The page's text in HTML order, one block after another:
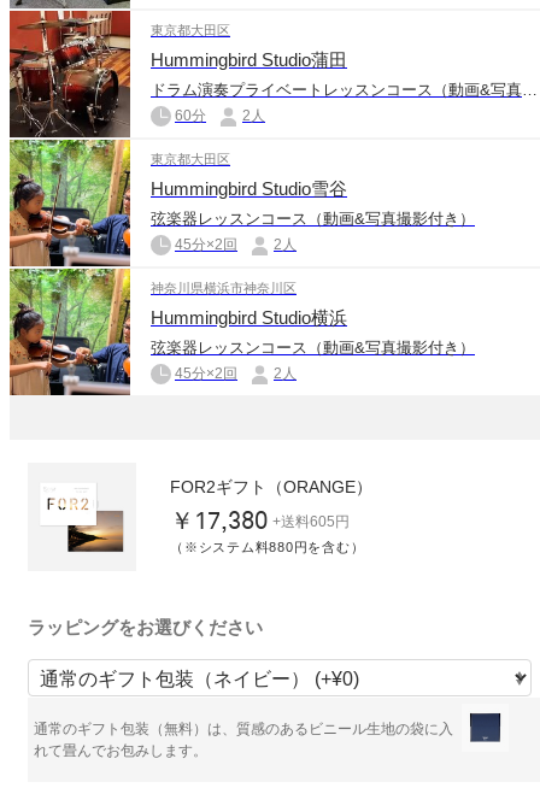
東京都大田区
Hummingbird Studio蒲田
ドラム演奏プライベートレッスンコース（動画&写真撮影付き）
60分 2人
東京都大田区
Hummingbird Studio雪谷
弦楽器レッスンコース（動画&写真撮影付き）
45分×2回 2人
神奈川県横浜市神奈川区
Hummingbird Studio横浜
弦楽器レッスンコース（動画&写真撮影付き）
45分×2回 2人
FOR2ギフト（ORANGE）
￥17,380 +送料605円
（※システム料880円を含む）
ラッピングをお選びください
通常のギフト包装（無料）は、質感のあるビニール生地の袋に入
れて畳んでお包みします。